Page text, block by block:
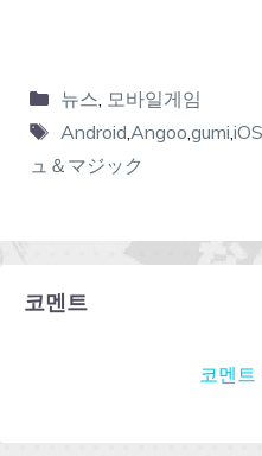
뉴스 모바일게임
Android Angoo gumi iOS
ュ＆マジック
코멘트
코멘트